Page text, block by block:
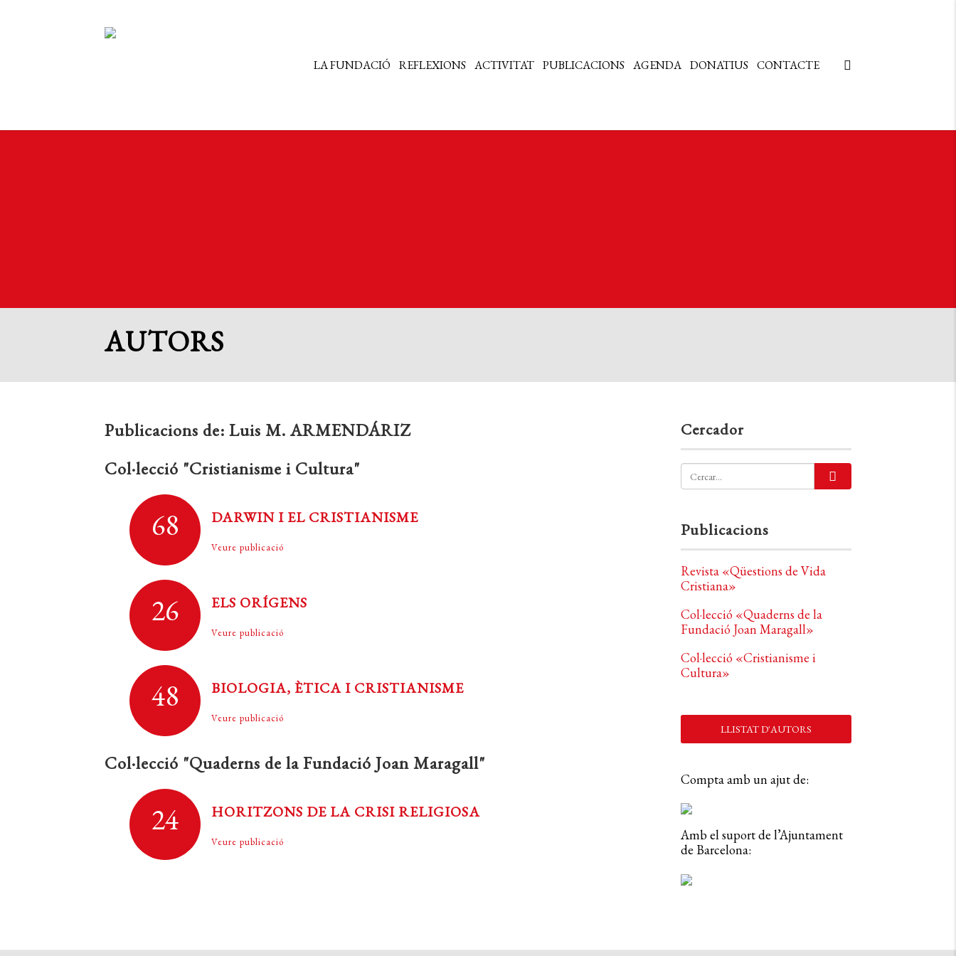
LA FUNDACIÓ REFLEXIONS ACTIVITAT PUBLICACIONS AGENDA DONATIUS CONTACTE
AUTORS
Publicacions de: Luis M. ARMENDÁRIZ
Col·lecció "Cristianisme i Cultura"
68 DARWIN I EL CRISTIANISME
Veure publicació
26 ELS ORÍGENS
Veure publicació
48 BIOLOGIA, ÈTICA I CRISTIANISME
Veure publicació
Col·lecció "Quaderns de la Fundació Joan Maragall"
24 HORITZONS DE LA CRISI RELIGIOSA
Veure publicació
Cercador
Publicacions
Revista «Qüestions de Vida
Cristiana»
Col·lecció «Quaderns de la
Fundació Joan Maragall»
Col·lecció «Cristianisme i
Cultura»
LLISTAT D'AUTORS
Compta amb un ajut de:
Amb el suport de l’Ajuntament
de Barcelona: